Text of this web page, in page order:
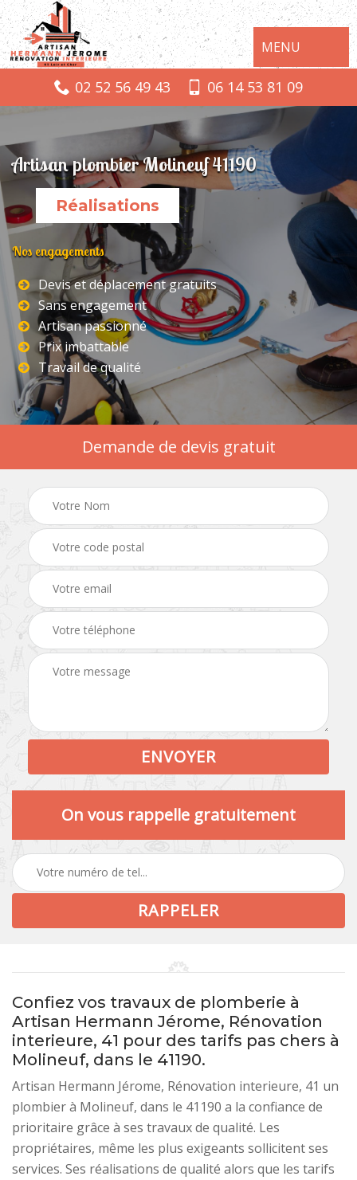
MENU
02 52 56 49 43 06 14 53 81 09
Artisan plombier Molineuf 41190
Réalisations
Nos engagements
Devis et déplacement gratuits
Sans engagement
Artisan passionné
Prix imbattable
Travail de qualité
Demande de devis gratuit
On vous rappelle gratuitement
Confiez vos travaux de plomberie à
Artisan Hermann Jérome, Rénovation
interieure, 41 pour des tarifs pas chers à
Molineuf, dans le 41190.
Artisan Hermann Jérome, Rénovation interieure, 41 un
plombier à Molineuf, dans le 41190 a la confiance de
prioritaire grâce à ses travaux de qualité. Les
propriétaires, même les plus exigeants sollicitent ses
services. Ses réalisations de qualité alors que les tarifs